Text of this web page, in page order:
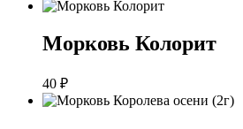
Морковь Колорит
40 ₽